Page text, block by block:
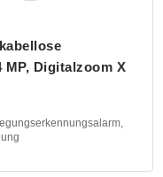
MP, Digitalzoom X